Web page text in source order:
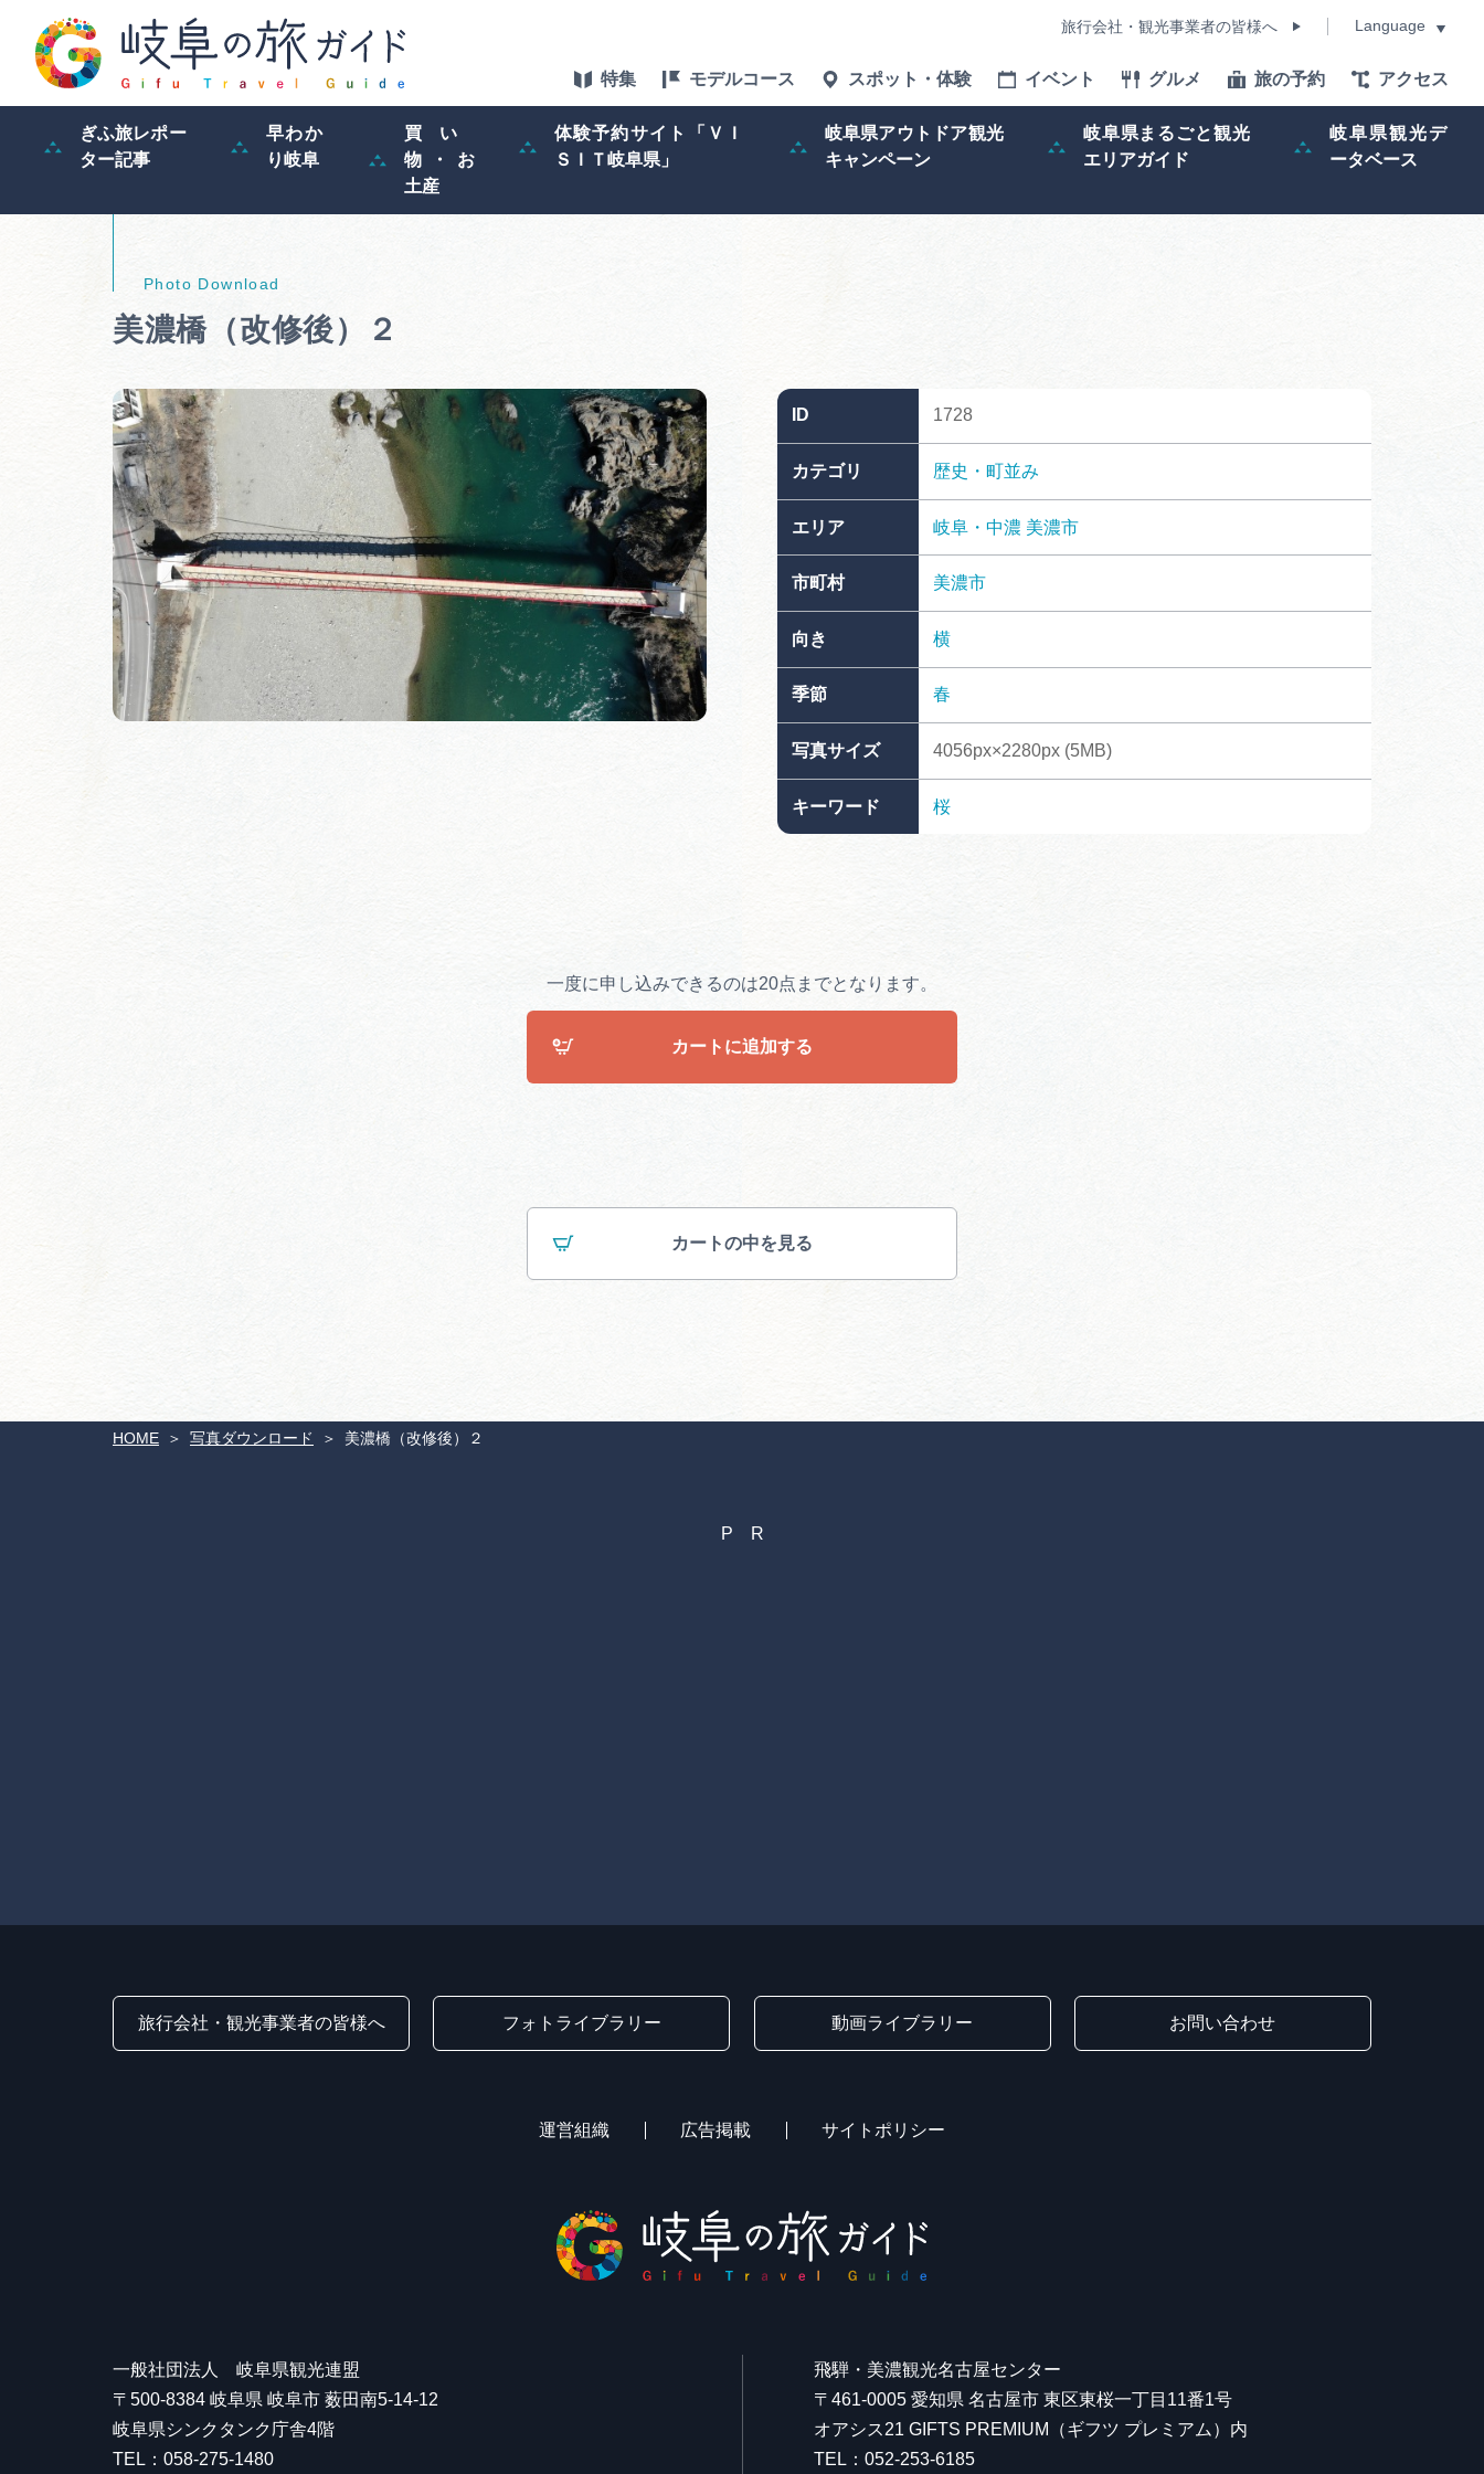
旅行会社・観光事業者の皆様へ Language
特集 モデルコース スポット・体験 イベント グルメ 旅の予約 アクセス
ぎふ旅レポー
ター記事
早わか
り岐阜
買い
物・お
土産
体験予約サイト「ＶＩ
ＳＩＴ岐阜県」
岐阜県アウトドア観光
キャンペーン
岐阜県まるごと観光
エリアガイド
岐阜県観光デ
ータベース
岐阜県アウトドア観光キャン
ペーン
イド
岐阜県観光データベース
旅行会社・観光事業者の皆様へ
運営組織
行きたいリストを見る
HOME 写真ダウンロード 美濃橋（改修後）２
美濃橋（改修後）２
ID 1728
カテゴリ 歴史・町並み
エリア 岐阜・中濃 美濃市
市町村 美濃市
向き 横
季節 春
写真サイズ 4056px×2280px (5MB)
キーワード 桜
一度に申し込みできるのは20点までとなります。
カートに追加する
カートの中を見る
旅行会社・観光事業者の皆様へ フォトライブラリー 動画ライブラリー お問い合わせ
運営組織 広告掲載 サイトポリシー
一般社団法人 岐阜県観光連盟
〒500-8384 岐阜県 岐阜市 薮田南5-14-12
岐阜県シンクタンク庁舎4階
TEL：058-275-1480
飛騨・美濃観光名古屋センター
〒461-0005 愛知県 名古屋市 東区東桜一丁目11番1号
オアシス21 GIFTS PREMIUM（ギフツ プレミアム）内
TEL：052-253-6185